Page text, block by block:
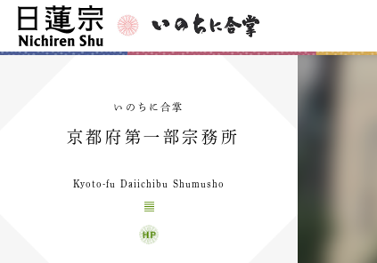
いのちに合掌
京都府第一部宗務所
Kyoto-fu Daiichibu Shumusho